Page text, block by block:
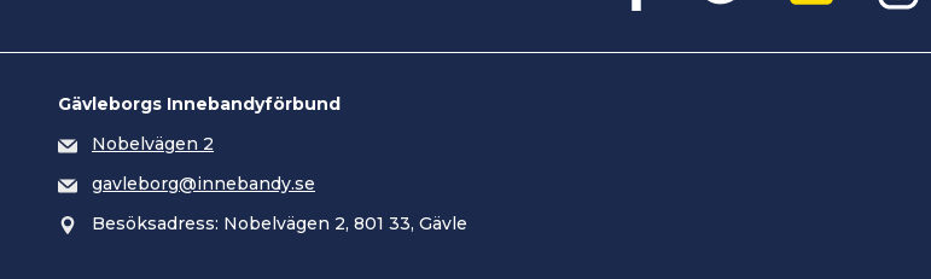
Gävleborgs Innebandyförbund
Nobelvägen 2
gavleborg@innebandy.se
Besöksadress: Nobelvägen 2, 801 33, Gävle